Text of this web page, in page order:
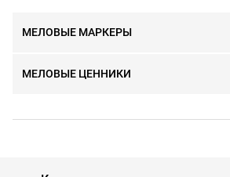
МЕЛОВЫЕ МАРКЕРЫ
МЕЛОВЫЕ ЦЕННИКИ